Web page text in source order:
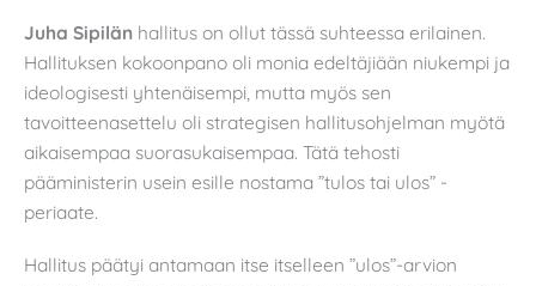
Juha Sipilän hallitus on ollut tässä suhteessa erilainen.
Hallituksen kokoonpano oli monia edeltäjiään niukempi ja
ideologisesti yhtenäisempi, mutta myös sen
tavoitteenasettelu oli strategisen hallitusohjelman myötä
aikaisempaa suorasukaisempaa. Tätä tehosti
pääministerin usein esille nostama ”tulos tai ulos” -
periaate.
Hallitus päätyi antamaan itse itselleen ”ulos”-arvion